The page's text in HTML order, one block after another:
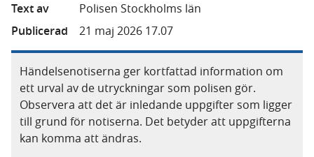
Text av
Polisen Stockholms län
Publicerad
21 maj 2026 17.07
Händelsenotiserna ger kortfattad information om
ett urval av de utryckningar som polisen gör.
Observera att det är inledande uppgifter som ligger
till grund för notiserna. Det betyder att uppgifterna
kan komma att ändras.